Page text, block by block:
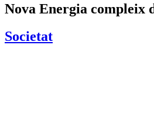
Nova Energia compleix
Societat